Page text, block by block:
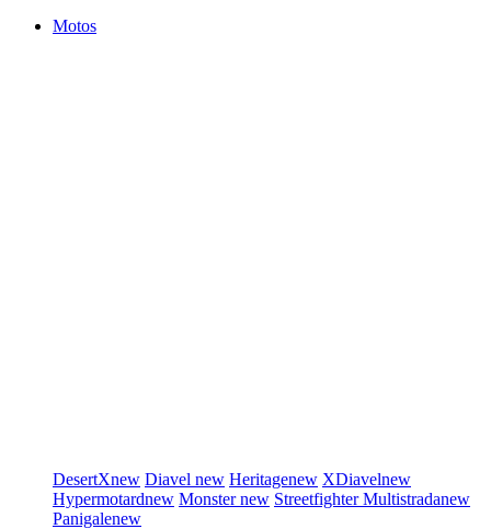
Motos
DesertXnew Diavel new Heritagenew XDiavelnew
Hypermotardnew Monsternew StreetfighterMultistradanew
Panigalenew